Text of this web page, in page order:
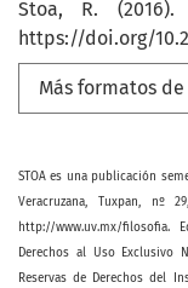
Stoa, R.
https://doi.org/
Más formatos
STOA es una publicación
Veracruzana, Tuxpan, nº
http://www.uv.mx/filosofia.
Derechos al Uso Exclusivo
Reservas de Derechos del